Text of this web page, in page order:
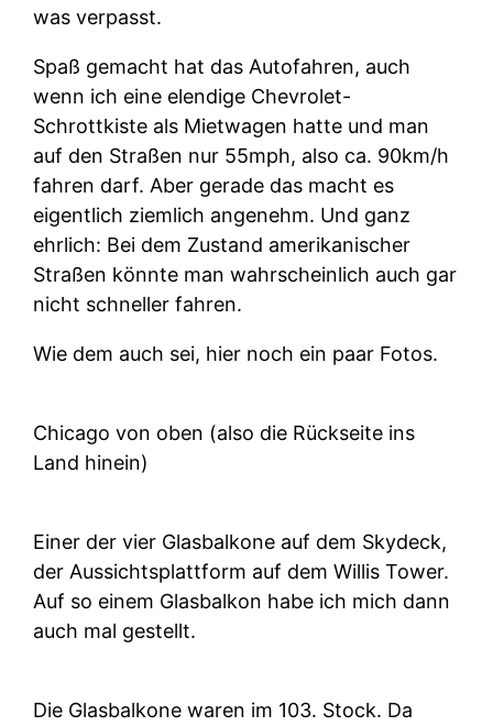
was verpasst.
Spaß gemacht hat das Autofahren, auch
wenn ich eine elendige Chevrolet-
Schrottkiste als Mietwagen hatte und man
auf den Straßen nur 55mph, also ca. 90km/h
fahren darf. Aber gerade das macht es
eigentlich ziemlich angenehm. Und ganz
ehrlich: Bei dem Zustand amerikanischer
Straßen könnte man wahrscheinlich auch gar
nicht schneller fahren.
Wie dem auch sei, hier noch ein paar Fotos.
Chicago von oben (also die Rückseite ins
Land hinein)
Einer der vier Glasbalkone auf dem Skydeck,
der Aussichtsplattform auf dem Willis Tower.
Auf so einem Glasbalkon habe ich mich dann
auch mal gestellt.
Die Glasbalkone waren im 103. Stock. Da